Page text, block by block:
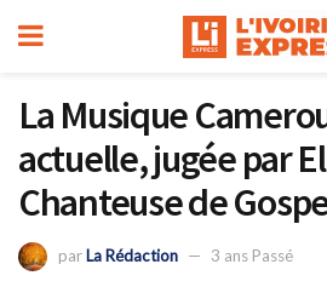
La Musique
actuelle, jugée par
Chanteuse de
parLa Rédaction 3 ans Passé